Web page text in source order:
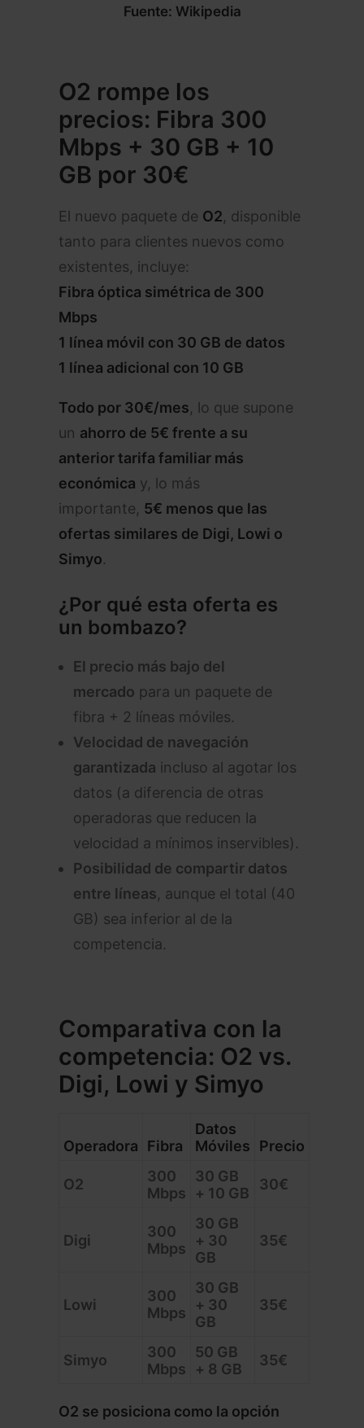
Fuente: Wikipedia
O2 rompe los
precios: Fibra 300
Mbps + 30 GB + 10
GB por 30€
El nuevo paquete de O2, disponible
tanto para clientes nuevos como
existentes, incluye:
Fibra óptica simétrica de 300
Mbps
1 línea móvil con 30 GB de datos
1 línea adicional con 10 GB
Todo por 30€/mes, lo que supone
un ahorro de 5€ frente a su
anterior tarifa familiar más
económica y, lo más
importante, 5€ menos que las
ofertas similares de Digi, Lowi o
Simyo.
¿Por qué esta oferta es
un bombazo?
El precio más bajo del
mercado para un paquete de
fibra + 2 líneas móviles.
Velocidad de navegación
garantizada incluso al agotar los
datos (a diferencia de otras
operadoras que reducen la
velocidad a mínimos inservibles).
Posibilidad de compartir datos
entre líneas, aunque el total (40
GB) sea inferior al de la
competencia.
Comparativa con la
competencia: O2 vs.
Digi, Lowi y Simyo
Operadora Fibra
Datos
Móviles
Precio
O2
300
Mbps
30 GB
+ 10 GB
30€
Digi
300
Mbps
30 GB
+ 30
GB
35€
Lowi
300
Mbps
30 GB
+ 30
GB
35€
Simyo
300
Mbps
50 GB
+ 8 GB
35€
O2 se posiciona como la opción